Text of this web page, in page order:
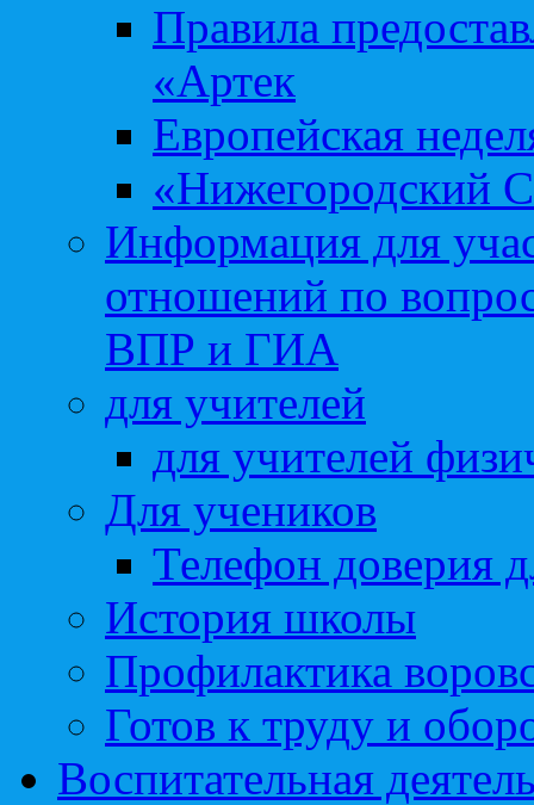
Правила
«Артек
Европейская
«Нижегородский
Информация для
отношений по
ВПР и ГИА
для учителей
для учителей
Для учеников
Телефон доверия
История школы
Профилактика
Готов к труду и
Воспитательная